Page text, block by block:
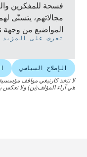
فسحة للمفكرين
مجالاتهم، يتسنّى
المواضيع من وجهة
تعرف على المزيد
الإصلاح السياسي
لا تتخذ كارنيغي مواقف مؤسسية
هي آراء المؤلف(ين) ولا تعكس